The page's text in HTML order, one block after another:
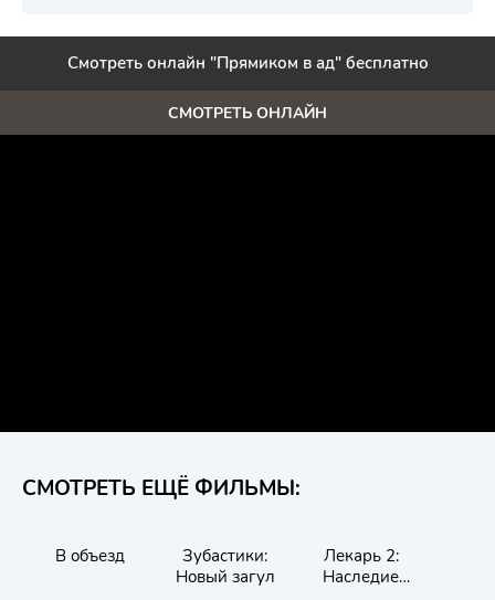
Смотреть онлайн "Прямиком в ад" бесплатно
СМОТРЕТЬ ОНЛАЙН
СМОТРЕТЬ ЕЩЁ ФИЛЬМЫ:
В объезд
Зубастики:
Новый загул
Лекарь 2:
Наследие